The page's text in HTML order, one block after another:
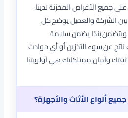
جميع الأغراض المخزنة لدينا.
الشركة والعميل يوضح كل
ويتضمن بندًا يضمن سلامة
عن سوء التخزين أو أي حوادث
وأمان ممتلكاتك هي أولويتنا
أنواع الأثاث والأجهزة؟